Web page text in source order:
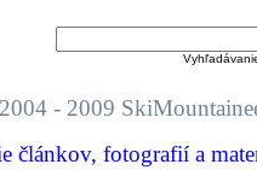
- 2009
článkov, fotografií a